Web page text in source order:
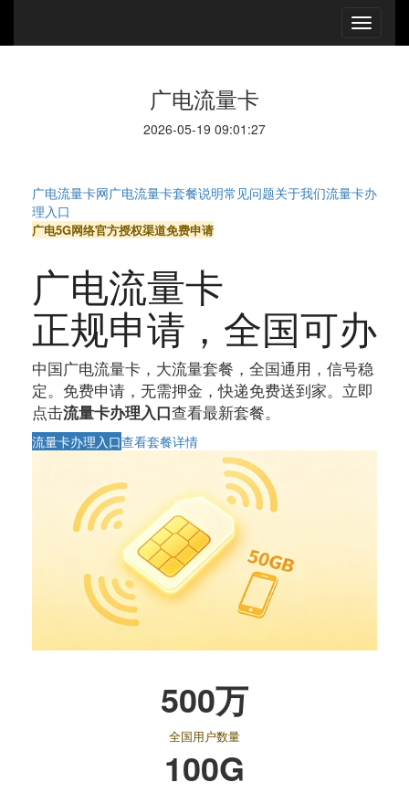
广电流量卡
2026-05-19 09:01:27
广电流量卡网广电流量卡套餐说明常见问题关于我们流量卡办
理入口
广电5G网络官方授权渠道免费申请
广电流量卡
正规申请 ，全国可办
中国广电流量卡，大流量套餐，全国通用，信号稳
定。免费申请，无需押金，快递免费送到家。立即
点击流量卡办理入口查看最新套餐。
流量卡办理入口查看套餐详情
500万
全国用户数量
100G